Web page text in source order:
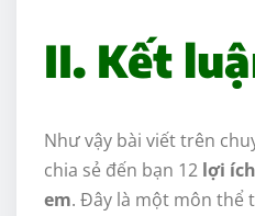
II. Kết
Như vậy bài viết trên
chia sẻ đến bạn 12 lợi
em. Đây là một môn thể